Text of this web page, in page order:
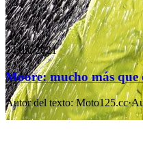
24 dic 2021
Moore: mucho más
Autor del texto: Moto125.cc·